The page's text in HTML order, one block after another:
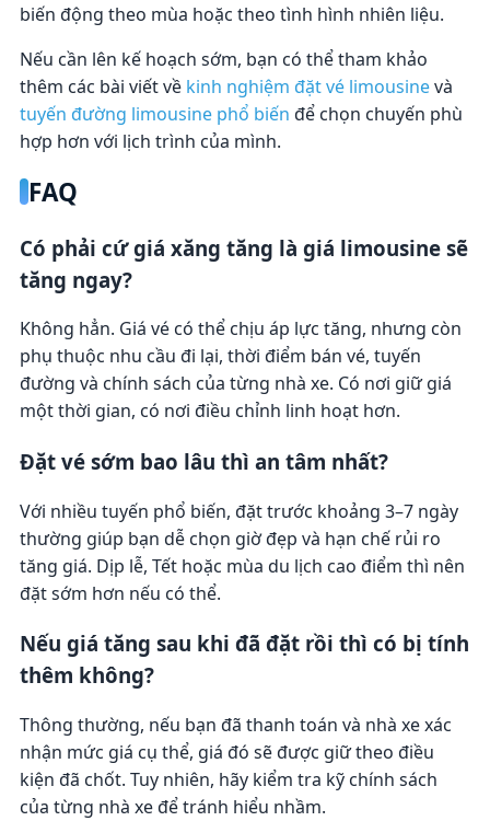
biến động theo mùa hoặc theo tình hình nhiên liệu.
Nếu cần lên kế hoạch sớm, bạn có thể tham khảo
thêm các bài viết về kinh nghiệm đặt vé limousinevà
tuyến đường limousine phổ biến để chọn chuyến phù
hợp hơn với lịch trình của mình.
FAQ
Có phải cứ giá xăng tăng là giá limousine sẽ
tăng ngay?
Không hẳn. Giá vé có thể chịu áp lực tăng, nhưng còn
phụ thuộc nhu cầu đi lại, thời điểm bán vé, tuyến
đường và chính sách của từng nhà xe. Có nơi giữ giá
một thời gian, có nơi điều chỉnh linh hoạt hơn.
Đặt vé sớm bao lâu thì an tâm nhất?
Với nhiều tuyến phổ biến, đặt trước khoảng 3–7 ngày
thường giúp bạn dễ chọn giờ đẹp và hạn chế rủi ro
tăng giá. Dịp lễ, Tết hoặc mùa du lịch cao điểm thì nên
đặt sớm hơn nếu có thể.
Nếu giá tăng sau khi đã đặt rồi thì có bị tính
thêm không?
Thông thường, nếu bạn đã thanh toán và nhà xe xác
nhận mức giá cụ thể, giá đó sẽ được giữ theo điều
kiện đã chốt. Tuy nhiên, hãy kiểm tra kỹ chính sách
của từng nhà xe để tránh hiểu nhầm.